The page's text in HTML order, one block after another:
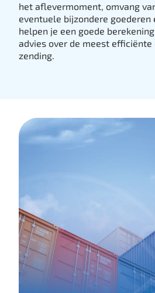
het aflevermoment, omvang
eventuele bijzondere goederen
helpen je een goede
advies over de meest
zending.